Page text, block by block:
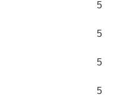
5
5
5
5